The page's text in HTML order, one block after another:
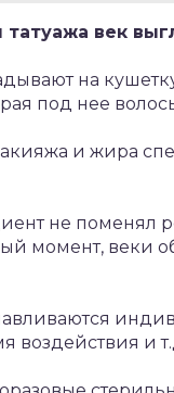
татуажа век
на
под нее
и жира
не поменял
момент, веки
воздействия и